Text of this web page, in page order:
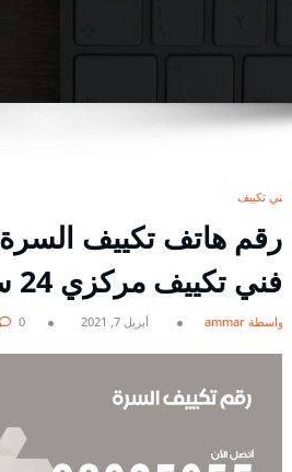
فني تكييف
فني تكييف مركزي 24 ساعة
بواسطة ammar أبريل 7, 2021 0